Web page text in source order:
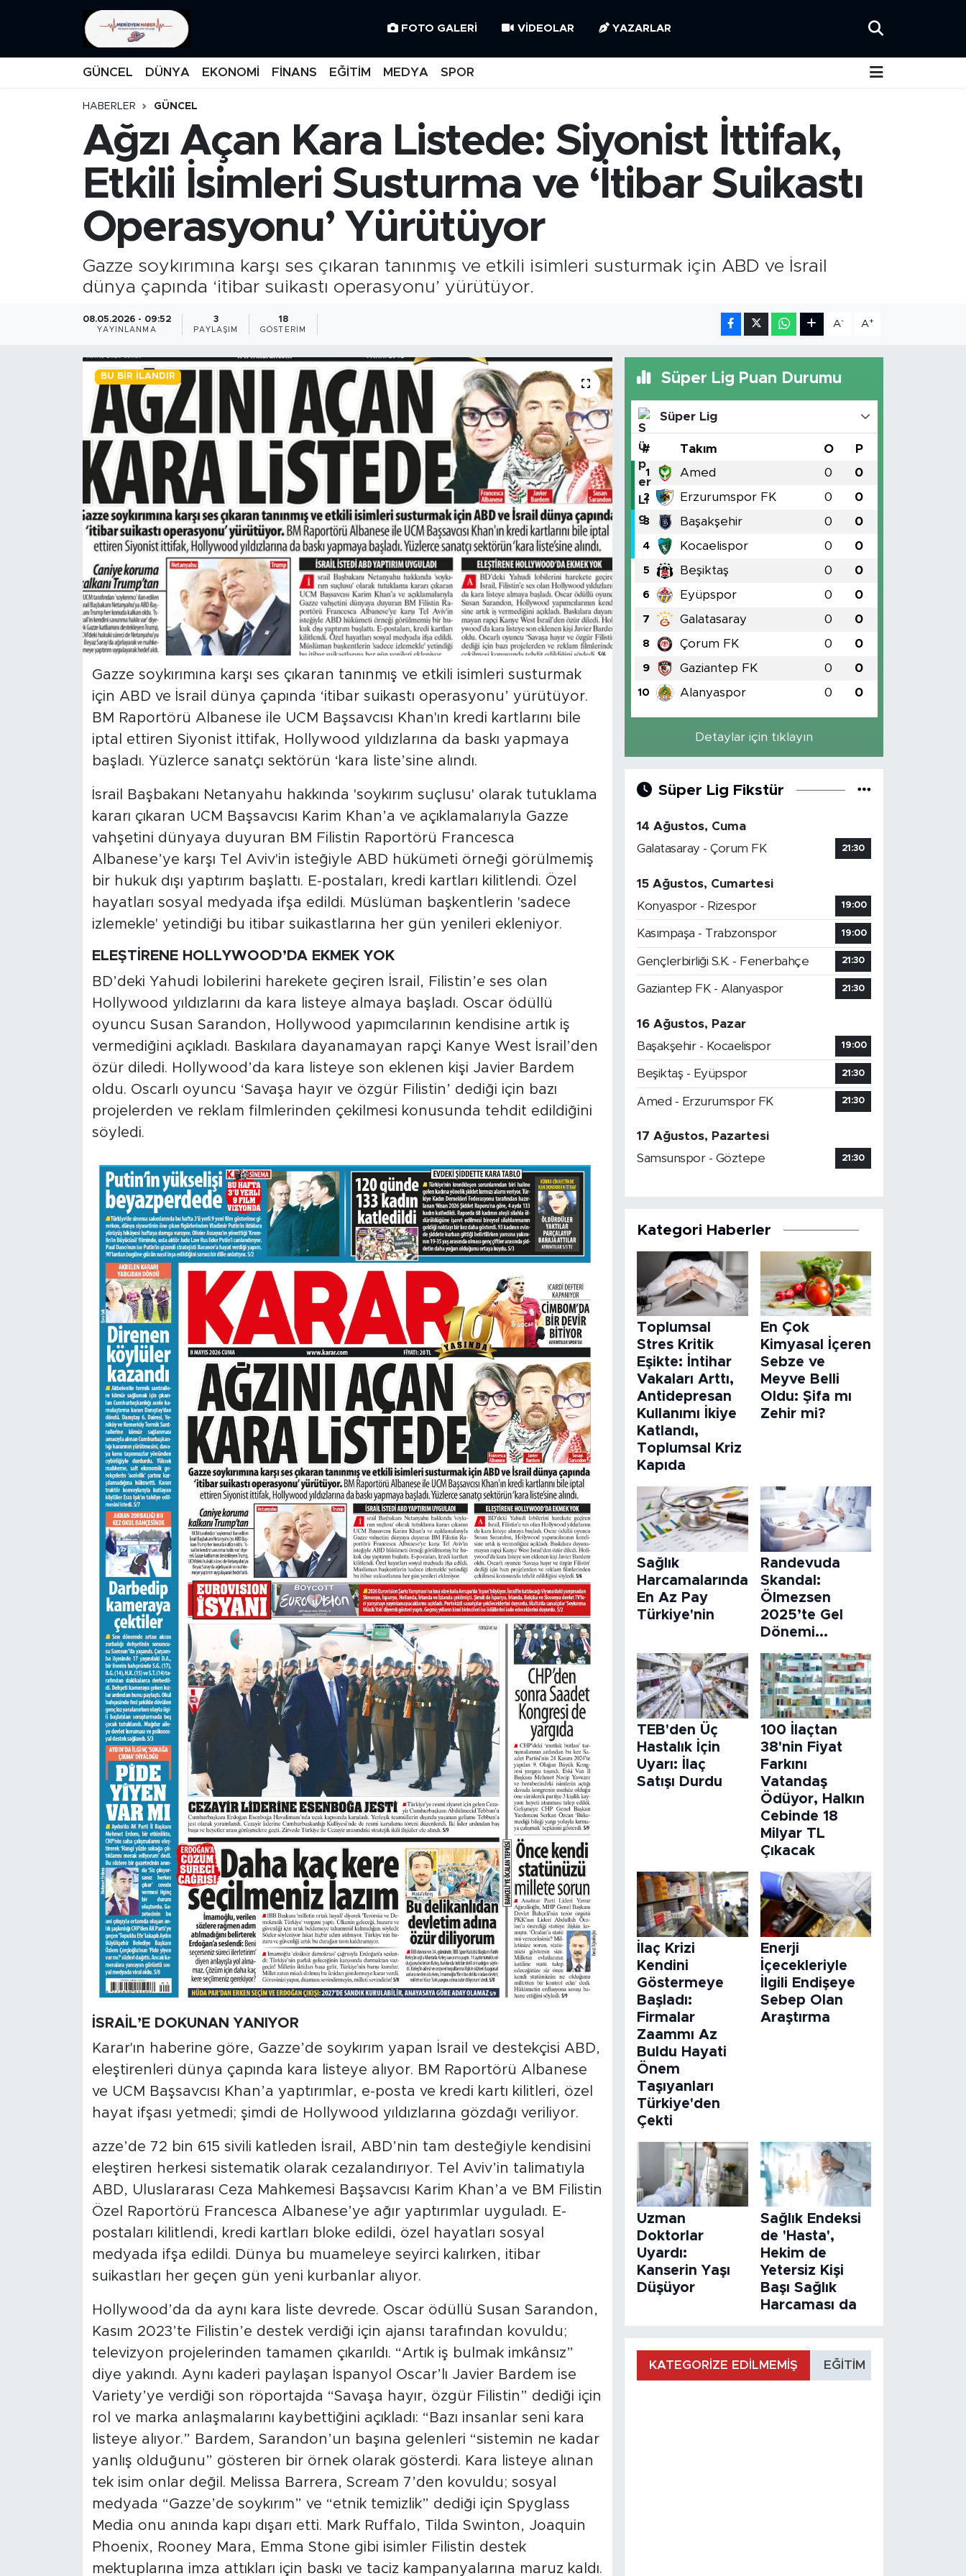
FOTO GALERI VIDEOLAR YAZARLAR
GÜNCEL DÜNYA EKONOMİ FİNANS EĞİTİM MEDYA SPOR
HABERLER GÜNCEL
Ağzı Açan Kara Listede: Siyonist İttifak,
Etkili İsimleri Susturma ve ‘İtibar Suikastı
Operasyonu’ Yürütüyor
Gazze soykırımına karşı ses çıkaran tanınmış ve etkili isimleri susturmak için ABD ve İsrail
dünya çapında ‘itibar suikastı operasyonu’ yürütüyor.
08.05.2026 - 09:52
YAYINLANMA
3
PAYLAŞIM
18
GÖSTERIM
A- A+
BU BIR İLANDIR
Gazze soykırımına karşı ses çıkaran tanınmış ve etkili isimleri susturmak
için ABD ve İsrail dünya çapında ‘itibar suikastı operasyonu’ yürütüyor.
BM Raportörü Albanese ile UCM Başsavcısı Khan'ın kredi kartlarını bile
iptal ettiren Siyonist ittifak, Hollywood yıldızlarına da baskı yapmaya
başladı. Yüzlerce sanatçı sektörün ‘kara liste’sine alındı.
İsrail Başbakanı Netanyahu hakkında 'soykırım suçlusu' olarak tutuklama
kararı çıkaran UCM Başsavcısı Karim Khan’a ve açıklamalarıyla Gazze
vahşetini dünyaya duyuran BM Filistin Raportörü Francesca
Albanese’ye karşı Tel Aviv'in isteğiyle ABD hükümeti örneği görülmemiş
bir hukuk dışı yaptırım başlattı. E-postaları, kredi kartları kilitlendi. Özel
hayatları sosyal medyada ifşa edildi. Müslüman başkentlerin 'sadece
izlemekle' yetindiği bu itibar suikastlarına her gün yenileri ekleniyor.
ELEŞTİRENE HOLLYWOOD’DA EKMEK YOK
BD’deki Yahudi lobilerini harekete geçiren İsrail, Filistin’e ses olan
Hollywood yıldızlarını da kara listeye almaya başladı. Oscar ödüllü
oyuncu Susan Sarandon, Hollywood yapımcılarının kendisine artık iş
vermediğini açıkladı. Baskılara dayanamayan rapçi Kanye West İsrail’den
özür diledi. Hollywood’da kara listeye son eklenen kişi Javier Bardem
oldu. Oscarlı oyuncu ‘Savaşa hayır ve özgür Filistin’ dediği için bazı
projelerden ve reklam filmlerinden çekilmesi konusunda tehdit edildiğini
söyledi.
İSRAİL’E DOKUNAN YANIYOR
Karar'ın haberine göre, Gazze’de soykırım yapan İsrail ve destekçisi ABD,
eleştirenleri dünya çapında kara listeye alıyor. BM Raportörü Albanese
ve UCM Başsavcısı Khan’a yaptırımlar, e-posta ve kredi kartı kilitleri, özel
hayat ifşası yetmedi; şimdi de Hollywood yıldızlarına gözdağı veriliyor.
azze’de 72 bin 615 sivili katleden İsrail, ABD’nin tam desteğiyle kendisini
eleştiren herkesi sistematik olarak cezalandırıyor. Tel Aviv’in talimatıyla
ABD, Uluslararası Ceza Mahkemesi Başsavcısı Karim Khan’a ve BM Filistin
Özel Raportörü Francesca Albanese’ye ağır yaptırımlar uyguladı. E-
postaları kilitlendi, kredi kartları bloke edildi, özel hayatları sosyal
medyada ifşa edildi. Dünya bu muameleye seyirci kalırken, itibar
suikastları her geçen gün yeni kurbanlar alıyor.
Hollywood’da da aynı kara liste devrede. Oscar ödüllü Susan Sarandon,
Kasım 2023’te Filistin’e destek verdiği için ajansı tarafından kovuldu;
televizyon projelerinden tamamen çıkarıldı. “Artık iş bulmak imkânsız”
diye yakındı. Aynı kaderi paylaşan İspanyol Oscar’lı Javier Bardem ise
Variety’ye verdiği son röportajda “Savaşa hayır, özgür Filistin” dediği için
rol ve marka anlaşmalarını kaybettiğini açıkladı: “Bazı insanlar seni kara
listeye alıyor.” Bardem, Sarandon’un başına gelenleri “sistemin ne kadar
yanlış olduğunu” gösteren bir örnek olarak gösterdi. Kara listeye alınan
tek isim onlar değil. Melissa Barrera, Scream 7’den kovuldu; sosyal
medyada “Gazze’de soykırım” ve “etnik temizlik” dediği için Spyglass
Media onu anında kapı dışarı etti. Mark Ruffalo, Tilda Swinton, Joaquin
Phoenix, Rooney Mara, Emma Stone gibi isimler Filistin destek
mektuplarına imza attıkları için baskı ve taciz kampanyalarına maruz kaldı.
Süper Lig Puan Durumu
Süper Lig
# Takım O P
1 Amed 0 0
2 Erzurumspor FK 0 0
3 Başakşehir 0 0
4 Kocaelispor 0 0
5 Beşiktaş 0 0
6 Eyüpspor 0 0
7 Galatasaray 0 0
8 Çorum FK 0 0
9 Gaziantep FK 0 0
10 Alanyaspor 0 0
Detaylar için tıklayın
Süper Lig Fikstür
14 Ağustos, Cuma
Galatasaray - Çorum FK
21:30
15 Ağustos, Cumartesi
Konyaspor - Rizespor
19:00
Kasımpaşa - Trabzonspor 19:00
Gençlerbirliği S.K. - Fenerbahçe 21:30
Gaziantep FK - Alanyaspor 21:30
16 Ağustos, Pazar
Başakşehir - Kocaelispor
19:00
Beşiktaş - Eyüpspor 21:30
Amed - Erzurumspor FK 21:30
17 Ağustos, Pazartesi
Samsunspor - Göztepe
21:30
Kategori Haberler
Toplumsal
Stres Kritik
Eşikte: İntihar
Vakaları Arttı,
Antidepresan
Kullanımı İkiye
Katlandı,
Toplumsal Kriz
Kapıda
En Çok
Kimyasal İçeren
Sebze ve
Meyve Belli
Oldu: Şifa mı
Zehir mi?
Sağlık
Harcamalarında
En Az Pay
Türkiye'nin
Randevuda
Skandal:
Ölmezsen
2025’te Gel
Dönemi...
TEB'den Üç
Hastalık İçin
Uyarı: İlaç
Satışı Durdu
100 İlaçtan
38'nin Fiyat
Farkını
Vatandaş
Ödüyor, Halkın
Cebinde 18
Milyar TL
Çıkacak
İlaç Krizi
Kendini
Göstermeye
Başladı:
Firmalar
Zaammı Az
Buldu Hayati
Önem
Taşıyanları
Türkiye'den
Çekti
Enerji
İçecekleriyle
İlgili Endişeye
Sebep Olan
Araştırma
Uzman
Doktorlar
Uyardı:
Kanserin Yaşı
Düşüyor
Sağlık Endeksi
de 'Hasta',
Hekim de
Yetersiz Kişi
Başı Sağlık
Harcaması da
KATEGORİZE EDİLMEMİŞ EĞİTİM
MANŞET
FİNANS
DÜNYA
GÜNCEL
RÖPÖRTAJ
NOSTALJİ
YAZARLAR
POLİTİKA
EKONOMİ
KÜLTÜR SANAT
TARİHTEN GÜNÜMÜZE
FOTO GALERİ
VİDEOLAR
ALINTI YAZARLAR
SOSYAL MEDYA
İstanbul Namaz Vakitleri
Trafik Durumu
Süper Lig Puan Durumu ve Fikstür
Tüm Manşetler
Son Dakika Haberleri